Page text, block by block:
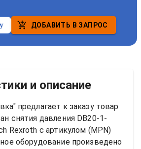
ДОБАВИТЬ В ЗАПРОС
и описание
предлагает к заказу товар
снятия давления DB20-1-
Rexroth
оборудование произведено